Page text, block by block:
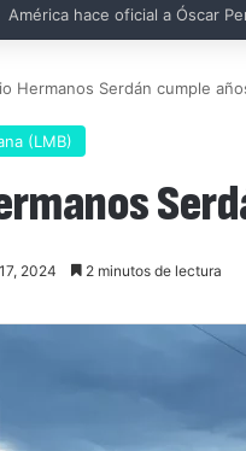
Liga MX vs MLS All-Star
Hermanos Serdán cumple
(LMB)
2024 2 minutos de lectura